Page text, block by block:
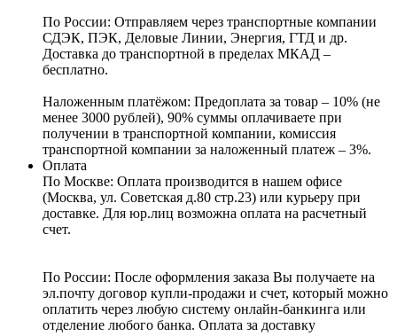
По России: Отправляем через транспортные компании
СДЭК, ПЭК, Деловые Линии, Энергия, ГТД и др.
Доставка до транспортной в пределах МКАД –
бесплатно.
Наложенным платёжом: Предоплата за товар – 10% (не
менее 3000 рублей), 90% суммы оплачиваете при
получении в транспортной компании, комиссия
транспортной компании за наложенный платеж – 3%.
Оплата
По Москве: Оплата производится в нашем офисе
(Москва, ул. Советская д.80 стр.23) или курьеру при
доставке. Для юр.лиц возможна оплата на расчетный
счет.
По России: После оформления заказа Вы получаете на
эл.почту договор купли-продажи и счет, который можно
оплатить через любую систему онлайн-банкинга или
отделение любого банка. Оплата за доставку